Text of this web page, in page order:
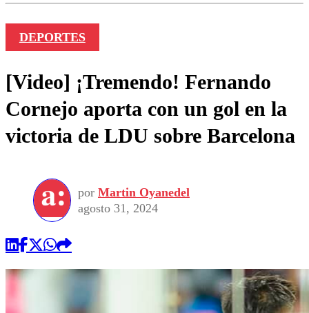
DEPORTES
[Video] ¡Tremendo! Fernando
Cornejo aporta con un gol en la
victoria de LDU sobre Barcelona
por Martin Oyanedel
agosto 31, 2024